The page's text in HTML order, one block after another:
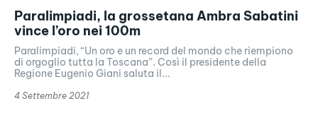
Paralimpiadi, la grossetana Ambra Sabatini
vince l’oro nei 100m
Paralimpiadi, “Un oro e un record del mondo che riempiono
di orgoglio tutta la Toscana”. Così il presidente della
Regione Eugenio Giani saluta il...
4 Settembre 2021